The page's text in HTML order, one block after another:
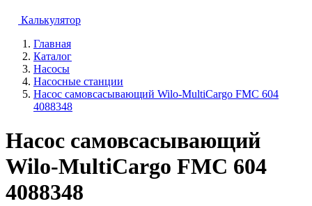
Калькулятор
Главная
Каталог
Насосы
Насосные станции
Насос самовсасывающий Wilo-MultiCargo FMC 604
4088348
Насос самовсасывающий
Wilo-MultiCargo FMC 604
4088348